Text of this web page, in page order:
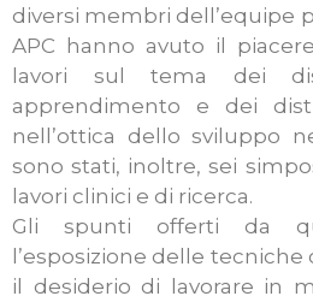
diversi membri dell’equipe
APC hanno avuto il
lavori sul tema dei
apprendimento e dei
nell’ottica dello sviluppo
sono stati, inoltre, sei
lavori clinici e di ricerca.
Gli spunti offerti da
l’esposizione delle
il desiderio di lavorare in